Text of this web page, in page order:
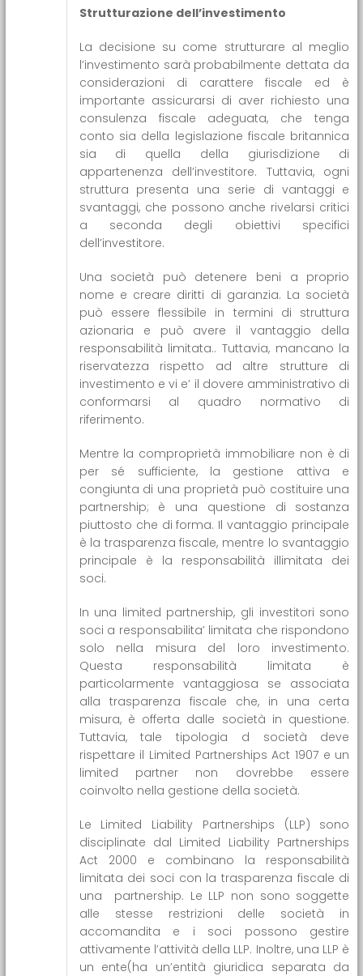
Strutturazione dell’investimento
La decisione su come strutturare al meglio
l’investimento sarà probabilmente dettata da
considerazioni di carattere fiscale ed è
importante assicurarsi di aver richiesto una
consulenza fiscale adeguata, che tenga
conto sia della legislazione fiscale britannica
sia di quella della giurisdizione di
appartenenza dell’investitore. Tuttavia, ogni
struttura presenta una serie di vantaggi e
svantaggi, che possono anche rivelarsi critici
a seconda degli obiettivi specifici
dell’investitore.
Una società può detenere beni a proprio
nome e creare diritti di garanzia. La società
può essere flessibile in termini di struttura
azionaria e può avere il vantaggio della
responsabilità limitata.. Tuttavia, mancano la
riservatezza rispetto ad altre strutture di
investimento e vi e’ il dovere amministrativo di
conformarsi al quadro normativo di
riferimento.
Mentre la comproprietà immobiliare non è di
per sé sufficiente, la gestione attiva e
congiunta di una proprietà può costituire una
partnership; è una questione di sostanza
piuttosto che di forma. Il vantaggio principale
è la trasparenza fiscale, mentre lo svantaggio
principale è la responsabilità illimitata dei
soci.
In una limited partnership, gli investitori sono
soci a responsabilita’ limitata che rispondono
solo nella misura del loro investimento.
Questa responsabilità limitata è
particolarmente vantaggiosa se associata
alla trasparenza fiscale che, in una certa
misura, è offerta dalle società in questione.
Tuttavia, tale tipologia d società deve
rispettare il Limited Partnerships Act 1907 e un
limited partner non dovrebbe essere
coinvolto nella gestione della società.
Le Limited Liability Partnerships (LLP) sono
disciplinate dal Limited Liability Partnerships
Act 2000 e combinano la responsabilità
limitata dei soci con la trasparenza fiscale di
una partnership. Le LLP non sono soggette
alle stesse restrizioni delle società in
accomandita e i soci possono gestire
attivamente l’attività della LLP. Inoltre, una LLP è
un ente(ha un’entità giuridica separata da